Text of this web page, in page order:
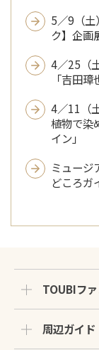
5／9（土
ク】企画
4／25（
「吉田璋
4／11（
植物で染
イン」
ミュージ
どころガ
TOUBIフ
周辺ガイド